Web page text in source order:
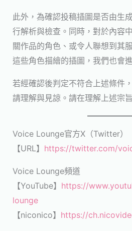
此外，為確認投稿插圖是否由生
行解析與檢查。同時，對於內容
關作品的角色、或令人聯想到其
這些角色描繪的插圖，我們也會
若經確認後判定不符合上述條件
請理解與見諒。請在理解上述宗
Voice Lounge官方X（Twitter）
【URL】 https://twitter.com/
Voice Lounge頻道
【YouTube】 https://
lounge
【niconico】 https://